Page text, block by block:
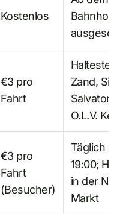
Kostenlos
€3 pro
Fahrt
Zand,
O.L.V. Kerk
€3 pro
Fahrt
(Besucher)
Täglich
19:00;
in der
Markt